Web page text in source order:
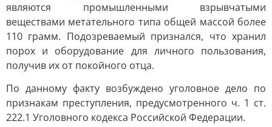
являются промышленными взрывчатыми
веществами метательного типа общей массой более
110 грамм. Подозреваемый признался, что хранил
порох и оборудование для личного пользования,
получив их от покойного отца.
По данному факту возбуждено уголовное дело по
признакам преступления, предусмотренного ч. 1 ст.
222.1 Уголовного кодекса Российской Федерации.